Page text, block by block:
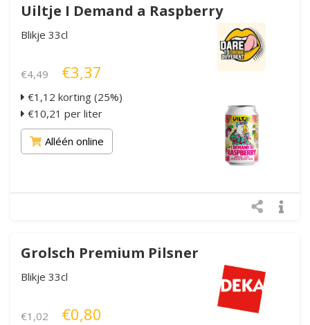
Uiltje I Demand a Raspberry
Blikje 33cl
€4,49 €3,37
€1,12 korting (25%)
€10,21 per liter
Alléén online
Grolsch Premium Pilsner
Blikje 33cl
€1,02 €0,80